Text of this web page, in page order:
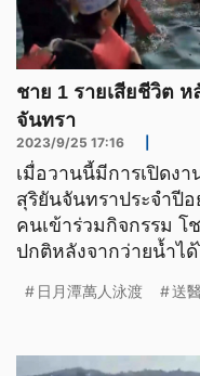
ชาย 1 รายเสียชีวิต
จันทรา
2023/9/25 17:16
เมื่อวานนี้มีการเปิดง
สุริยันจันทราประจำปี
คนเข้าร่วมกิจกรรม โ
ปกติหลังจากว่ายน้ำไ
日月潭萬人泳渡 送